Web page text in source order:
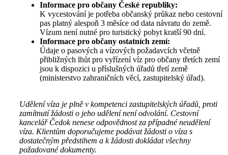
Informace pro občany České republiky:
K vycestování je potřeba občanský průkaz nebo cestovní
pas platný alespoň 3 měsíce od data návratu do země.
Vízum není nutné pro turistický pobyt kratší 90 dní.
Informace pro občany ostatních zemí:
Údaje o pasových a vízových požadavcích včetně
přibližných lhůt pro vyřízení víz pro občany třetích zemí
jsou k dispozici u příslušných úřadů třetí země
(ministerstvo zahraničních věcí, zastupitelský úřad).
Udělení víza je plně v kompetenci zastupitelských úřadů, proti
zamítnutí žádosti o jeho udělení není odvolání. Cestovní
kancelář Čedok nenese odpovědnost za případné neudělení
víza. Klientům doporučujeme podávat žádosti o víza s
dostatečným předstihem a k žádosti dokládat všechny
požadované dokumenty.